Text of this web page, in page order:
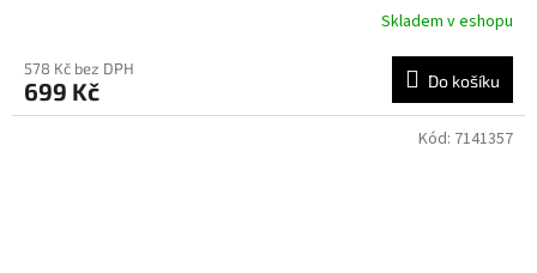
Skladem v eshopu
578 Kč bez DPH
699 Kč Do košíku
Kód: 7141357